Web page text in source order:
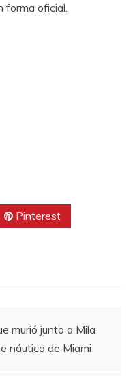
forma oficial.
Pinterest
murió junto a Mila
náutico de Miami